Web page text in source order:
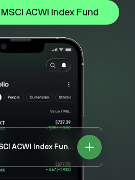
ACWI Index Fund
iShares MSCI ACWI Index Fund ACWI